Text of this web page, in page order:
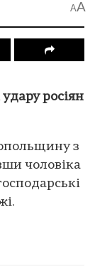
AA
росіян
з
чоловіка